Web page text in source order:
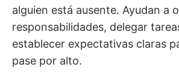
alguien está ausente. Ayudan a
responsabilidades, delegar
establecer expectativas claras
pase por alto.